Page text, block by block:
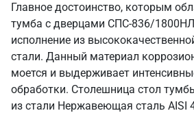
Главное достоинство, которым
тумба с дверцами СПС-836/
исполнение из
стали. Данный материал
моется и выдерживает
обработки. Столешница стол
из стали Нержавеющая сталь AISI